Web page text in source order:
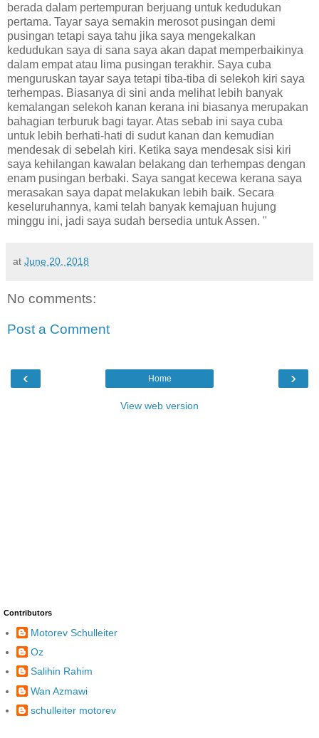
berada dalam pertempuran berjuang untuk kedudukan
pertama. Tayar saya semakin merosot pusingan demi
pusingan tetapi saya tahu jika saya mengekalkan
kedudukan saya di sana saya akan dapat memperbaikinya
dalam empat atau lima pusingan terakhir. Saya cuba
menguruskan tayar saya tetapi tiba-tiba di selekoh kiri saya
terhempas. Biasanya di sini anda melihat lebih banyak
kemalangan selekoh kanan kerana ini biasanya merupakan
bahagian terburuk bagi tayar. Atas sebab ini saya cuba
untuk lebih berhati-hati di sudut kanan dan kemudian
mendesak di sebelah kiri. Ketika saya mendesak sisi kiri
saya kehilangan kawalan belakang dan terhempas dengan
enam pusingan berbaki. Saya sangat kecewa kerana saya
merasakan saya dapat melakukan lebih baik. Secara
keseluruhannya, kami telah banyak kemajuan hujung
minggu ini, jadi saya sudah bersedia untuk Assen. "
at June 20, 2018
No comments:
Post a Comment
‹ ›
Home
View web version
Contributors
Motorev Schulleiter
Oz
Salihin Rahim
Wan Azmawi
schulleiter motorev